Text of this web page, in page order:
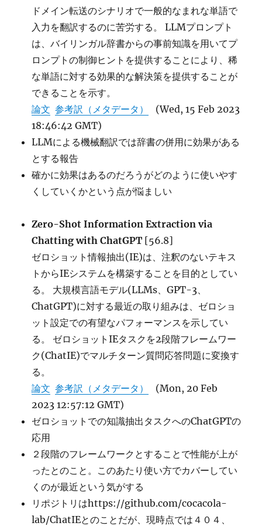
ドメイン転送のシナリオで一般的なまれな単語で
入力を翻訳するのに苦労する。 LLMプロンプト
は、バイリンガル辞書からの事前知識を用いてプ
ロンプトの制御ヒントを提供することにより、稀
な単語に対する効果的な解決策を提供することが
できることを示す。
論文 参考訳（メタデータ）
(Wed, 15 Feb 2023
18:46:42 GMT)
LLMによる機械翻訳では辞書の併用に効果がある
とする報告
確かに効果はあるのだろうがどのように使いやす
くしていくかという点が悩ましい
Zero-Shot Information Extraction via
Chatting with ChatGPT [56.8]
ゼロショット情報抽出(IE)は、注釈のないテキス
トからIEシステムを構築することを目的としてい
る。 大規模言語モデル(LLMs、GPT-3、
ChatGPT)に対する最近の取り組みは、ゼロショ
ット設定での有望なパフォーマンスを示してい
る。 ゼロショットIEタスクを2段階フレームワー
ク(ChatIE)でマルチターン質問応答問題に変換す
る。
論文 参考訳（メタデータ）
(Mon, 20 Feb
2023 12:57:12 GMT)
ゼロショットでの知識抽出タスクへのChatGPTの
応用
２段階のフレームワークとすることで性能が上が
ったとのこと。このあたり使い方でカバーしてい
くのが最近という気がする
リポジトリはhttps://github.com/cocacola-
lab/ChatIEとのことだが、現時点では４０４、